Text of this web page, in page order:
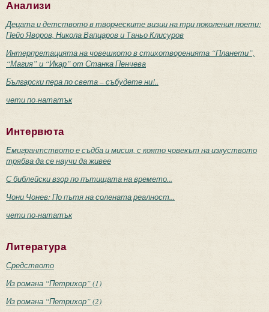
Анализи
Децата и детството в творческите визии на три поколения поети:
Пейо Яворов, Никола Вапцаров и Таньо Клисуров
Интерпретацията на човешкото в стихотворенията “Планети”,
“Магия” и “Икар” от Станка Пенчева
Български пера по света – събудете ни!..
чети по-нататък
Интервюта
Емигрантството е съдба и мисия, с която човекът на изкуството
трябва да се научи да живее
С библейски взор по пътищата на времето...
Чони Чонев: По пътя на солената реалност...
чети по-нататък
Литература
Средството
Из романа “Петрихор” (1)
Из романа “Петрихор” (2)